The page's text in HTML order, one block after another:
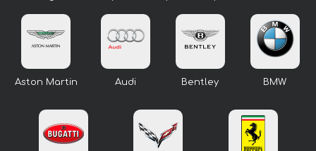
Aston Martin Audi Bentley BMW